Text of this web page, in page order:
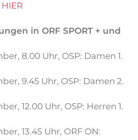
in ORF SPORT + und
8.00 Uhr, OSP: Damen 1.
9.45 Uhr, OSP: Damen 2.
12.00 Uhr, OSP: Herren 1.
13.45 Uhr, ORF ON: